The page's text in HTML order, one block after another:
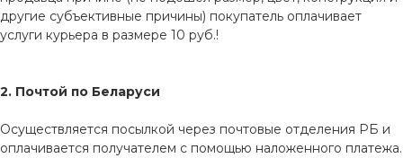
другие субъективные причины) покупатель оплачивает
услуги курьера в размере 10 руб.!
2. Почтой по Беларуси
Осуществляется посылкой через почтовые отделения РБ и
оплачивается получателем с помощью наложенного платежа.